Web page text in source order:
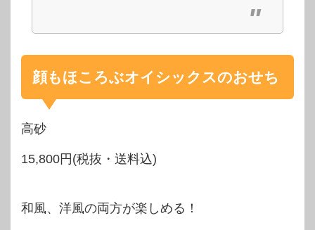
顔もほころぶオイシックスのおせち
高砂
15,800円(税抜・送料込)
和風、洋風の両方が楽しめる！